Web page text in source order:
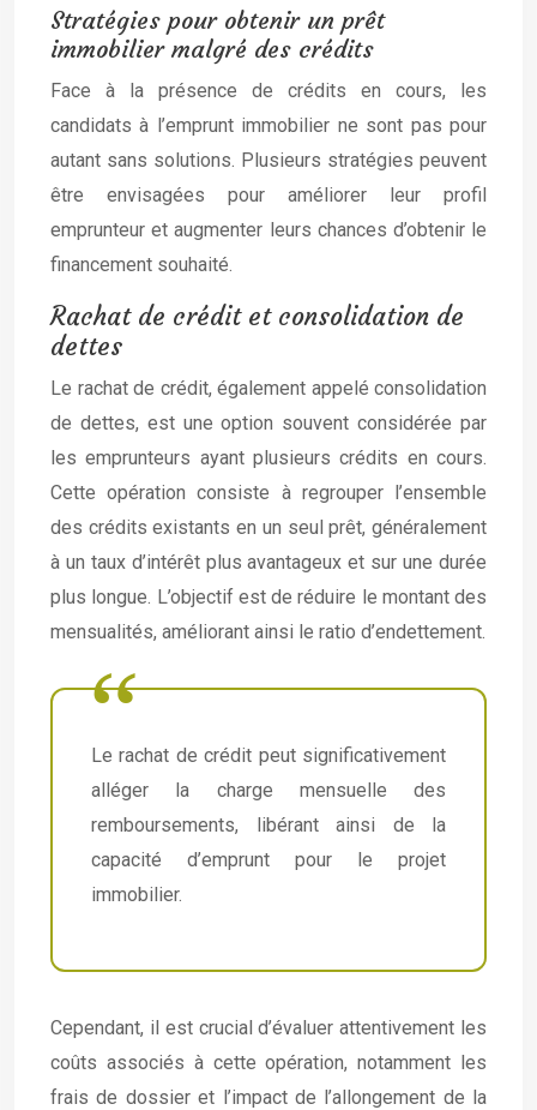
Stratégies pour obtenir un prêt
immobilier malgré des crédits
Face à la présence de crédits en cours, les
candidats à l’emprunt immobilier ne sont pas pour
autant sans solutions. Plusieurs stratégies peuvent
être envisagées pour améliorer leur profil
emprunteur et augmenter leurs chances d’obtenir le
financement souhaité.
Rachat de crédit et consolidation de
dettes
Le rachat de crédit, également appelé consolidation
de dettes, est une option souvent considérée par
les emprunteurs ayant plusieurs crédits en cours.
Cette opération consiste à regrouper l’ensemble
des crédits existants en un seul prêt, généralement
à un taux d’intérêt plus avantageux et sur une durée
plus longue. L’objectif est de réduire le montant des
mensualités, améliorant ainsi le ratio d’endettement.
Le rachat de crédit peut significativement
alléger la charge mensuelle des
remboursements, libérant ainsi de la
capacité d’emprunt pour le projet
immobilier.
Cependant, il est crucial d’évaluer attentivement les
coûts associés à cette opération, notamment les
frais de dossier et l’impact de l’allongement de la